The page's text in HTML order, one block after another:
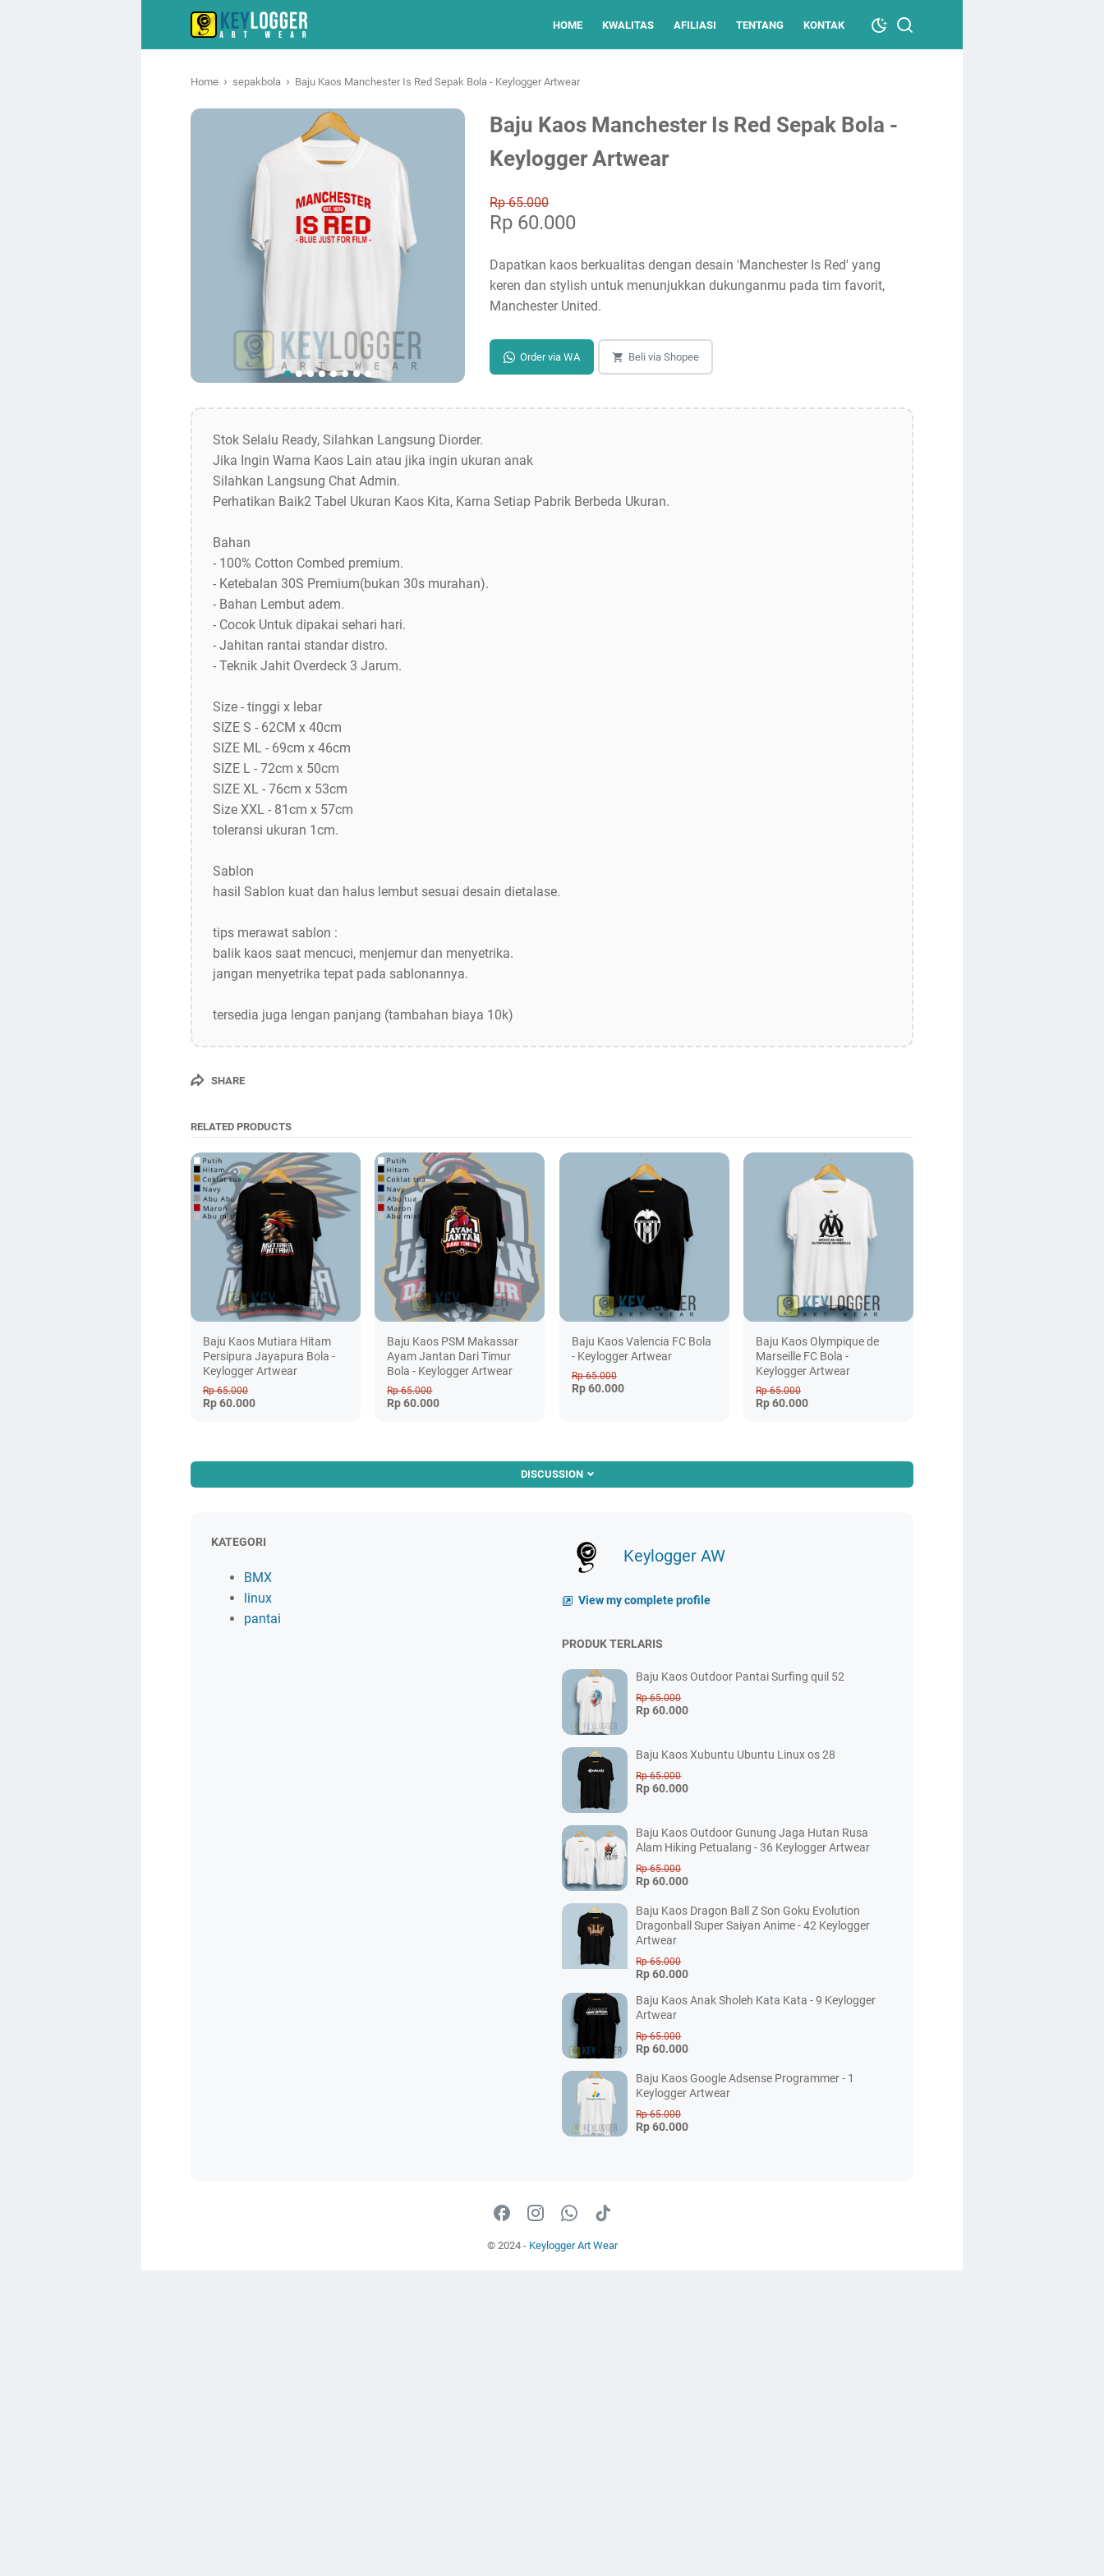
HOME KWALITAS AFILIASI TENTANG KONTAK
Home › sepakbola › Baju Kaos Manchester Is Red Sepak Bola - Keylogger Artwear
Baju Kaos Manchester Is Red Sepak Bola -
Keylogger Artwear
Rp 65.000
Rp 60.000
Dapatkan kaos berkualitas dengan desain 'Manchester Is Red' yang
keren dan stylish untuk menunjukkan dukunganmu pada tim favorit,
Manchester United.
Order via WA Beli via Shopee
Stok Selalu Ready, Silahkan Langsung Diorder.
Jika Ingin Warna Kaos Lain atau jika ingin ukuran anak
Silahkan Langsung Chat Admin.
Perhatikan Baik2 Tabel Ukuran Kaos Kita, Karna Setiap Pabrik Berbeda Ukuran.
Bahan
- 100% Cotton Combed premium.
- Ketebalan 30S Premium(bukan 30s murahan).
- Bahan Lembut adem.
- Cocok Untuk dipakai sehari hari.
- Jahitan rantai standar distro.
- Teknik Jahit Overdeck 3 Jarum.
Size - tinggi x lebar
SIZE S - 62CM x 40cm
SIZE ML - 69cm x 46cm
SIZE L - 72cm x 50cm
SIZE XL - 76cm x 53cm
Size XXL - 81cm x 57cm
toleransi ukuran 1cm.
Sablon
hasil Sablon kuat dan halus lembut sesuai desain dietalase.
tips merawat sablon :
balik kaos saat mencuci, menjemur dan menyetrika.
jangan menyetrika tepat pada sablonannya.
tersedia juga lengan panjang (tambahan biaya 10k)
SHARE
RELATED PRODUCTS
Baju Kaos Mutiara Hitam
Persipura Jayapura Bola -
Keylogger Artwear
Rp 65.000
Rp 60.000
Baju Kaos PSM Makassar
Ayam Jantan Dari Timur
Bola - Keylogger Artwear
Rp 65.000
Rp 60.000
Baju Kaos Valencia FC Bola
- Keylogger Artwear
Rp 65.000
Rp 60.000
Baju Kaos Olympique de
Marseille FC Bola -
Keylogger Artwear
Rp 65.000
Rp 60.000
DISCUSSION
KATEGORI
BMX
linux
pantai
Keylogger AW
View my complete profile
PRODUK TERLARIS
Baju Kaos Outdoor Pantai Surfing quil 52
Rp 65.000
Rp 60.000
Baju Kaos Xubuntu Ubuntu Linux os 28
Rp 65.000
Rp 60.000
Baju Kaos Outdoor Gunung Jaga Hutan Rusa
Alam Hiking Petualang - 36 Keylogger Artwear
Rp 65.000
Rp 60.000
Baju Kaos Dragon Ball Z Son Goku Evolution
Dragonball Super Saiyan Anime - 42 Keylogger
Artwear
Rp 65.000
Rp 60.000
Baju Kaos Anak Sholeh Kata Kata - 9 Keylogger
Artwear
Rp 65.000
Rp 60.000
Baju Kaos Google Adsense Programmer - 1
Keylogger Artwear
Rp 65.000
Rp 60.000
© 2024 - Keylogger Art Wear